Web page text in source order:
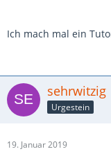
Ich mach mal ein
sehrwitzig
Urgestein
19. Januar 2019